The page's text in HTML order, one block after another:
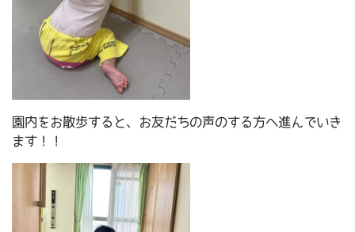
園内をお散歩すると、お友だちの声のする方へ進んでいき
ます！！